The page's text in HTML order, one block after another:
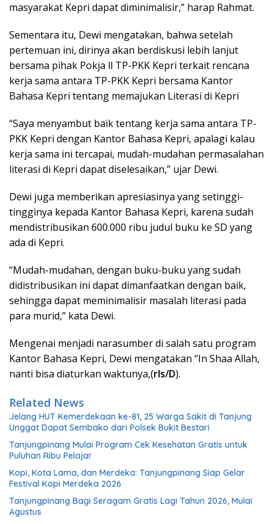
masyarakat Kepri dapat diminimalisir,” harap Rahmat.
Sementara itu, Dewi mengatakan, bahwa setelah
pertemuan ini, dirinya akan berdiskusi lebih lanjut
bersama pihak Pokja ll TP-PKK Kepri terkait rencana
kerja sama antara TP-PKK Kepri bersama Kantor
Bahasa Kepri tentang memajukan Literasi di Kepri
“Saya menyambut baik tentang kerja sama antara TP-
PKK Kepri dengan Kantor Bahasa Kepri, apalagi kalau
kerja sama ini tercapai, mudah-mudahan permasalahan
literasi di Kepri dapat diselesaikan,” ujar Dewi.
Dewi juga memberikan apresiasinya yang setinggi-
tingginya kepada Kantor Bahasa Kepri, karena sudah
mendistribusikan 600.000 ribu judul buku ke SD yang
ada di Kepri.
“Mudah-mudahan, dengan buku-buku yang sudah
didistribusikan ini dapat dimanfaatkan dengan baik,
sehingga dapat meminimalisir masalah literasi pada
para murid,” kata Dewi.
Mengenai menjadi narasumber di salah satu program
Kantor Bahasa Kepri, Dewi mengatakan “In Shaa Allah,
nanti bisa diaturkan waktunya,(rls/D).
Related News
Jelang HUT Kemerdekaan ke-81, 25 Warga Sakit di Tanjung
Unggat Dapat Sembako dari Polsek Bukit Bestari
Tanjungpinang Mulai Program Cek Kesehatan Gratis untuk
Puluhan Ribu Pelajar
Kopi, Kota Lama, dan Merdeka: Tanjungpinang Siap Gelar
Festival Kopi Merdeka 2026
Tanjungpinang Bagi Seragam Gratis Lagi Tahun 2026, Mulai
Agustus